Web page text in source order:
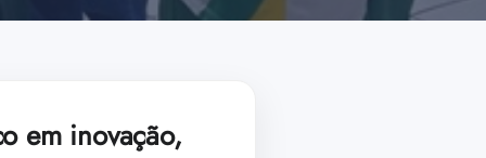
em inovação,